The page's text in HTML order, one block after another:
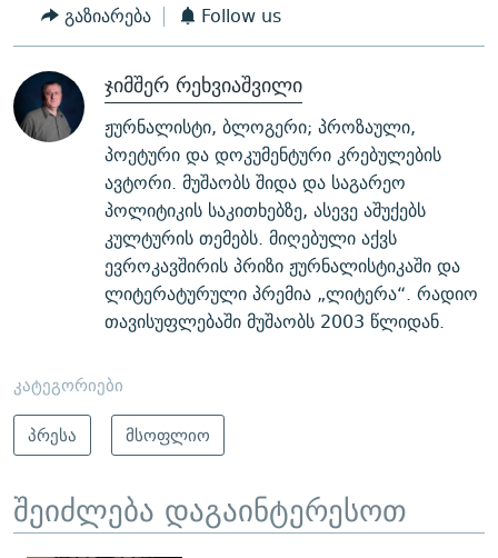
გაზიარება Follow us
ჯიმშერ რეხვიაშვილი
ჟურნალისტი, ბლოგერი; პროზაული,
პოეტური და დოკუმენტური კრებულების
ავტორი. მუშაობს შიდა და საგარეო
პოლიტიკის საკითხებზე, ასევე აშუქებს
კულტურის თემებს. მიღებული აქვს
ევროკავშირის პრიზი ჟურნალისტიკაში და
ლიტერატურული პრემია „ლიტერა“. რადიო
თავისუფლებაში მუშაობს 2003 წლიდან.
კატეგორიები
პრესა
მსოფლიო
შეიძლება დაგაინტერესოთ